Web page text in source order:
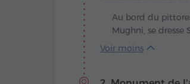
Au bord du
Mughni, se dresse
Psaumes, dont le